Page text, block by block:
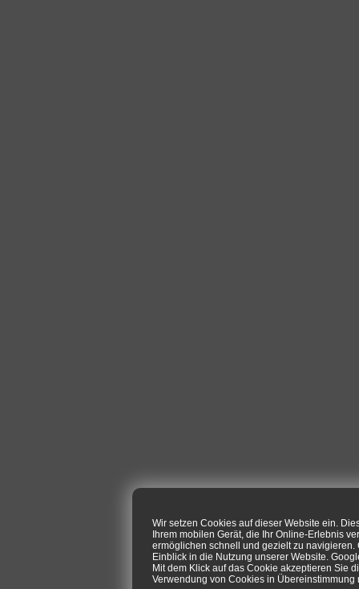
Wir setzen Cookies auf dieser Website ein.
Ihrem mobilen Gerät, die Ihr Online-Erlebnis
ermöglichen schnell und gezielt zu
Einblick in die Nutzung unserer Website.
Mit dem Klick auf das Cookie akzeptieren Sie
Verwendung von Cookies in